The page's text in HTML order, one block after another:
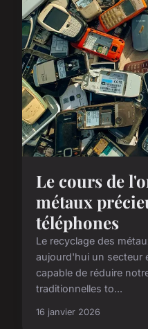
Le cours de
métaux
téléphones
Le recyclage des
aujourd'hui un secteur
capable de réduire
traditionnelles to...
16 janvier 2026